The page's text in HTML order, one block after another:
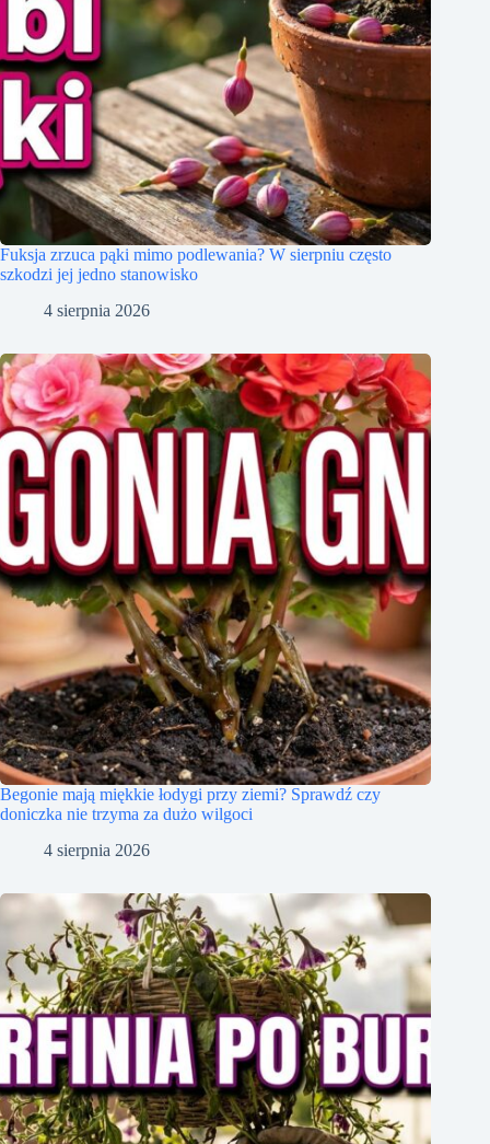
Fuksja zrzuca pąki mimo podlewania? W sierpniu często
szkodzi jej jedno stanowisko
4 sierpnia 2026
Begonie mają miękkie łodygi przy ziemi? Sprawdź czy
doniczka nie trzyma za dużo wilgoci
4 sierpnia 2026